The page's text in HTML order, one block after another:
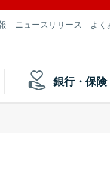
ニュースリリース よ
銀行・保険